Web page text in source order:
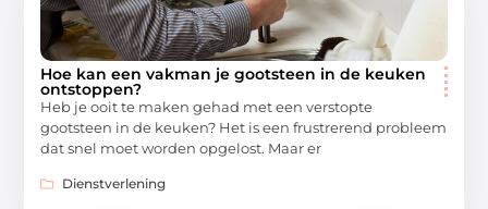
Hoe kan een vakman je gootsteen in de keuken
ontstoppen?
Heb je ooit te maken gehad met een verstopte
gootsteen in de keuken? Het is een frustrerend probleem
dat snel moet worden opgelost. Maar er
Dienstverlening